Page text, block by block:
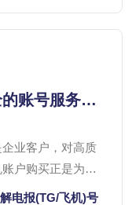
的某种快速
账号服务，
业客户，对高质
户购买正是为了
户提供安全、可
电报(TG/飞机)号